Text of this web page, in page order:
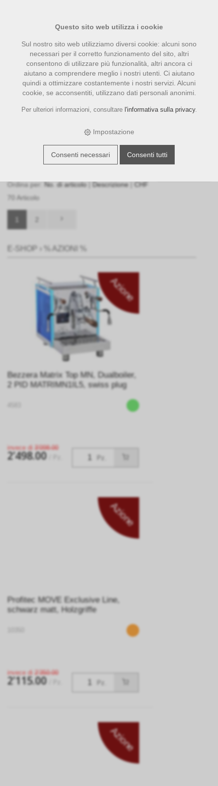
% Azioni %
Ordina per: No. di articolo Descrizione
CHF
70 Articolo
E-SHOP % AZIONI %
Azione
Bezzera Matrix Top MN, Dualboiler,
2 PID MATRIMN1IL5, swiss plug
Pz.
invece di 3’098.00
2’498.00
Azione
Profitec MOVE Exclusive Line,
schwarz matt, Holzgriffe
Pz.
invece di 2’350.00
2’115.00
Azione
Questo sito web utilizza i cookie
Sul nostro sito web utilizziamo diversi cookie: alcuni sono
necessari per il corretto funzionamento del sito, altri
consentono di utilizzare più funzionalità, altri ancora ci
aiutano a comprendere meglio i nostri utenti. Ci aiutano
quindi a ottimizzare costantemente i nostri servizi. Alcuni
cookie, se acconsentiti, utilizzano dati personali anonimi.
Per ulteriori informazioni, consultare l'informativa sulla privacy.
Impostazione
Consenti necessari Consenti tutti